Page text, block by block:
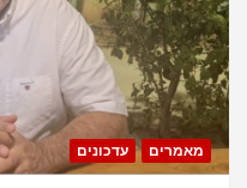
מאמרים עדכונים